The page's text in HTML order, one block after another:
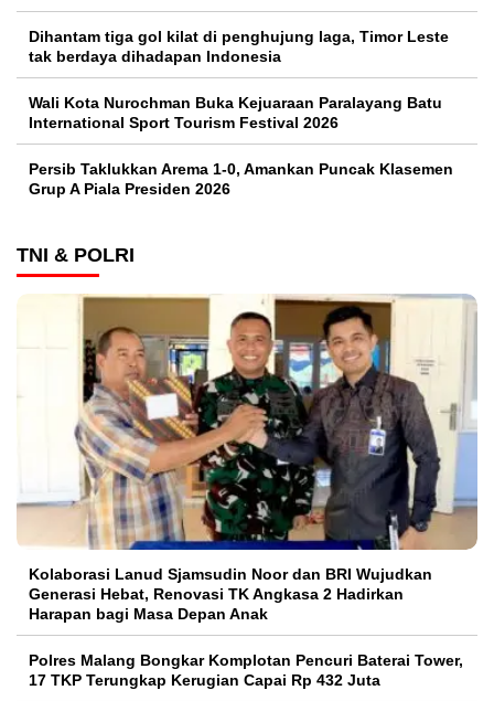
Dihantam tiga gol kilat di penghujung laga, Timor Leste
tak berdaya dihadapan Indonesia
Wali Kota Nurochman Buka Kejuaraan Paralayang Batu
International Sport Tourism Festival 2026
Persib Taklukkan Arema 1-0, Amankan Puncak Klasemen
Grup A Piala Presiden 2026
TNI & POLRI
Kolaborasi Lanud Sjamsudin Noor dan BRI Wujudkan
Generasi Hebat, Renovasi TK Angkasa 2 Hadirkan
Harapan bagi Masa Depan Anak
Polres Malang Bongkar Komplotan Pencuri Baterai Tower,
17 TKP Terungkap Kerugian Capai Rp 432 Juta